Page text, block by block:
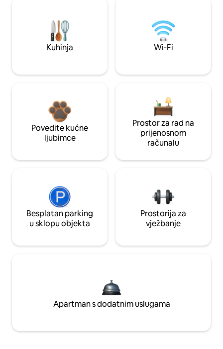
Kuhinja Wi-Fi
Povedite kućne
ljubimce
Prostor za rad na
prijenosnom
računalu
Besplatan parking
u sklopu objekta
Prostorija za
vježbanje
Apartman s dodatnim uslugama